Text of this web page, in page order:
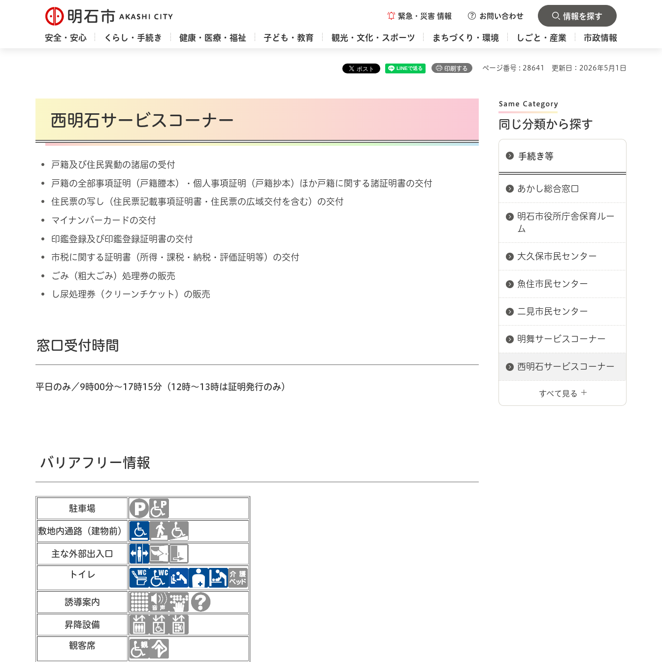
明石市 緊急・災害 情報 お問い合わせ 情報を探す
安全・安心 くらし・手続き 健康・医療・福祉 子ども・教育 観光・文化・スポーツ まちづくり・環境 しごと・産業 市政情報
印刷する ページ番号 : 28641 更新日：2026年5月1日
西明石サービスコーナー
戸籍及び住民異動の諸届の受付
戸籍の全部事項証明（戸籍謄本）・個人事項証明（戸籍抄本）ほか戸籍に関する諸証明書の交付
住民票の写し（住民票記載事項証明書・住民票の広域交付を含む）の交付
マイナンバーカードの交付
印鑑登録及び印鑑登録証明書の交付
市税に関する証明書（所得・課税・納税・評価証明等）の交付
ごみ（粗大ごみ）処理券の販売
し尿処理券（クリーンチケット）の販売
窓口受付時間
平日のみ／9時00分～17時15分（12時～13時は証明発行のみ）
バリアフリー情報
駐車場
敷地内通路（建物前）
主な外部出入口
トイレ
誘導案内
昇降設備
観客席
同じ分類から探す
手続き等
あかし総合窓口
明石市役所庁舎保育ルー
ム
大久保市民センター
魚住市民センター
二見市民センター
明舞サービスコーナー
西明石サービスコーナー
すべて見る